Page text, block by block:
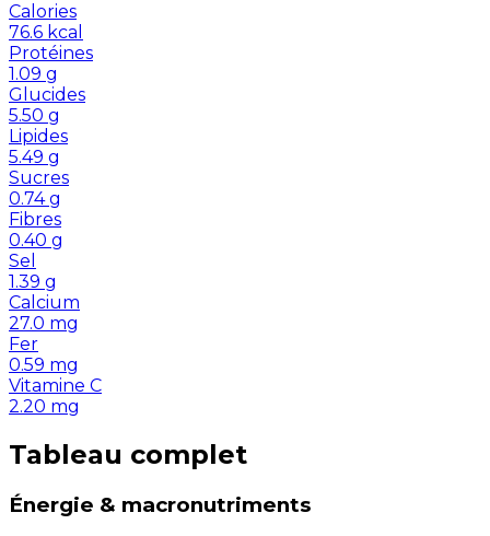
Calories
76.6 kcal
Protéines
1.09 g
Glucides
5.50 g
Lipides
5.49 g
Sucres
0.74 g
Fibres
0.40 g
Sel
1.39 g
Calcium
27.0 mg
Fer
0.59 mg
Vitamine C
2.20 mg
Tableau complet
Énergie & macronutriments